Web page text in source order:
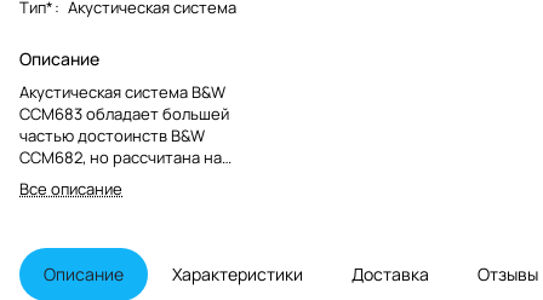
Тип*: Акустическая система
Описание
Акустическая система B&W
CCM683 обладает большей
частью достоинств B&W
CCM682, но рассчитана на
немного меньшую мощность –
130 Вт. Как и в B&W CCM682, в
динамик с кевларовым
диффузором и прочной литой
корзиной, алюминиевый
Все описание
Описание Характеристики Доставка Отзывы